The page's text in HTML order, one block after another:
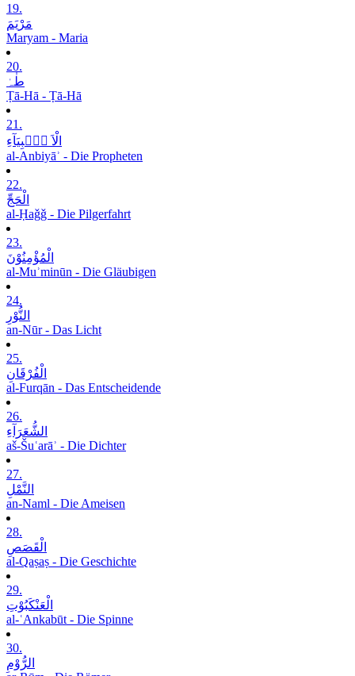
19.
مَرْیَمَ
Maryam - Maria
20.
طٰہٰ
Ṭā-Hā - Ṭā-Hā
21.
الْاَ نۡۢبِیَآءِ
al-Anbiyāʾ - Die Propheten
22.
الْحَجِّ
al-Ḥaǧǧ - Die Pilgerfahrt
23.
الْمُؤْمِنُوْنَ
al-Muʾminūn - Die Gläubigen
24.
النُّوْرِ
an-Nūr - Das Licht
25.
الْفُرْقَانِ
al-Furqān - Das Entscheidende
26.
الشُّعَرَآءِ
aš-Šuʿarāʾ - Die Dichter
27.
النَّمْلِ
an-Naml - Die Ameisen
28.
الْقَصَصِ
al-Qaṣaṣ - Die Geschichte
29.
الْعَنْکَبُوْتِ
al-ʿAnkabūt - Die Spinne
30.
الرُّوْمِ